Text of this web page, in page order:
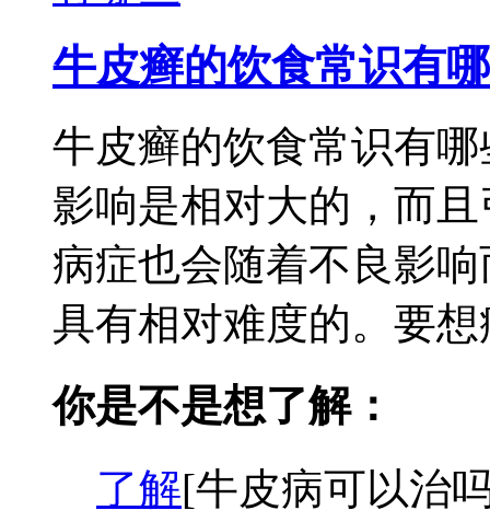
牛皮癣的饮食常识有哪
牛皮癣的饮食常识有
影响是相对大的，而
病症也会随着不良影
具有相对难度的。要
你是不是想了解：
了解[牛皮病可以治